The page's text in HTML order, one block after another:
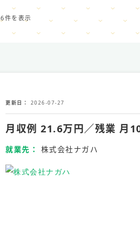
6件を表示
更新日 2026-07-27
月収例 21.6万円／残業 月
就業先 株式会社ナガハ